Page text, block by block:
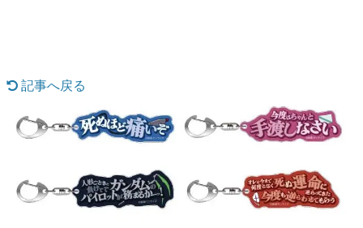
具体的な形から解き明かしていく、硬派で骨太な評論連載
です。
ゲームが変えた日本語
の起源や用法の変遷を、コンピューター文化史研究家・タ
イニーP氏が徹底調査。
記事へ戻る